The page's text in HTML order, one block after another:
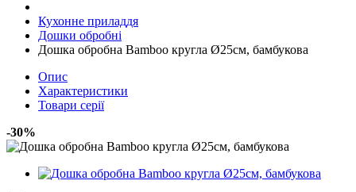
Кухонне приладдя
Дошки обробні
Дошка обробна Bamboo кругла Ø25см, бамбукова
Опис
Характеристики
Товари серії
-30%